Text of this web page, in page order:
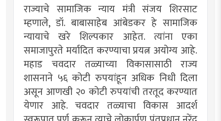
राज्याचे सामाजिक न्याय मंत्री संजय शिरसाट
म्हणाले, डॉ. बाबासाहेब आंबेडकर हे सामाजिक
न्यायाचे खरे शिल्पकार आहेत. त्यांना एका
समाजापुरते मर्यादित करण्याचा प्रयत्न अयोग्य आहे.
महाड चवदार तळ्याच्या विकासासाठी राज्य
शासनाने ५६ कोटी रुपयांहून अधिक निधी दिला
असून आणखी २० कोटी रुपयांची तरतूद करण्यात
येणार आहे. चवदार तळ्याचा विकास आदर्श